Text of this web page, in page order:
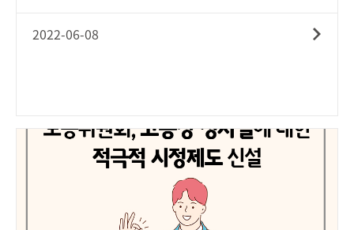
펴보시기 바랍니다.
정(△1.2%)원인'22.1월 대비 성장률 하향의 주요 원인으로 2
년 이상 지속된 코로나19, 러시아의 우크라이나 침공에 따른
→ 이자비용 증가에 따른 개도국의 재정 부담 증가로 이어짐
정책제언성장, 거시경제 프레임워크 강화, 재정 불안정성 완
화, 취약계층에 대한 지원 등 강제적이고 다각적인 정책 추진
필요-보다 자세한 사항은 아래 '첨부파일'을 통해 살펴보시기
2022-06-08